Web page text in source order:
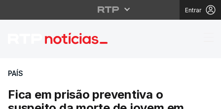
Entrar
Fica em prisão
PAÍS
Fica em prisão preventiva o